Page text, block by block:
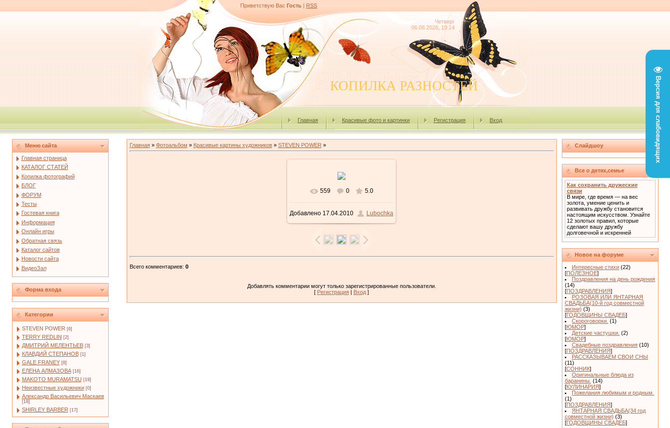
Версия для слабовидящих
Приветствую Вас Гость | RSS
Четверг
06.08.2026, 19:14
КОПИЛКА РАЗНОСТЕЙ
Главная Красивые фото и картинки Регистрация Вход
Меню сайта
Главная страница
КАТАЛОГ СТАТЕЙ
Копилка фотографий
БЛОГ
ФОРУМ
Тесты
Гостевая книга
Информация
Онлайн игры
Обратная связь
Каталог сайтов
Новости сайта
ВидеоЗал
Форма входа
Категории
STEVEN POWER [6]
TERRY REDLIN [2]
ДМИТРИЙ МЕЛЕНТЬЕВ [3]
КЛАВДИЙ СТЕПАНОВ [1]
GALE FRANEY [8]
ЕЛЕНА АЛМАЗОВА [16]
MAKOTO MURAMATSU [19]
Неизвестные художники [0]
Александр Васильевич Маскаев
[18]
SHIRLEY BARBER [17]
Главная» Фотоальбом » Красивые картины художников» STEVEN POWER »
В реальном размере 800x600
/ 239.8Kb
559 0 5.0
Добавлено 17.04.2010 Lubochka
Всего комментариев: 0
Добавлять комментарии могут только зарегистрированные пользователи.
[ Регистрация | Вход ]
Слайдшоу
Все о детях,семье
Как сохранить дружеские
связи
В мире, где время — на вес
золота, умение ценить и
развивать дружбу становится
настоящим искусством. Узнайте
12 золотых правил, которые
сделают вашу дружбу
долговечной и искренней
Новое на форуме
Интересные стихи (22)
[ПОЛЕЗНОЕ]
Поздравления на день рождения
(14)
[ПОЗДРАВЛЕНИЯ]
РОЗОВАЯ ИЛИ ЯНТАРНАЯ
СВАДЬБА(10-й год совместной
жизни) (3)
[ГОДОВЩИНЫ СВАДЕБ]
Скороговорки. (1)
[ЮМОР]
Детские частушки. (2)
[ЮМОР]
Свадебные поздравления (10)
[ПОЗДРАВЛЕНИЯ]
РАССКАЗЫВАЕМ СВОИ СНЫ
(11)
[СОННИК]
Оригинальные блюда из
баранины. (14)
[КУЛИНАРИЯ]
Пожелания любимым и родным.
(1)
[ПОЗДРАВЛЕНИЯ]
ЯНТАРНАЯ СВАДЬБА(34 год
совместной жизни) (3)
[ГОДОВЩИНЫ СВАДЕБ]